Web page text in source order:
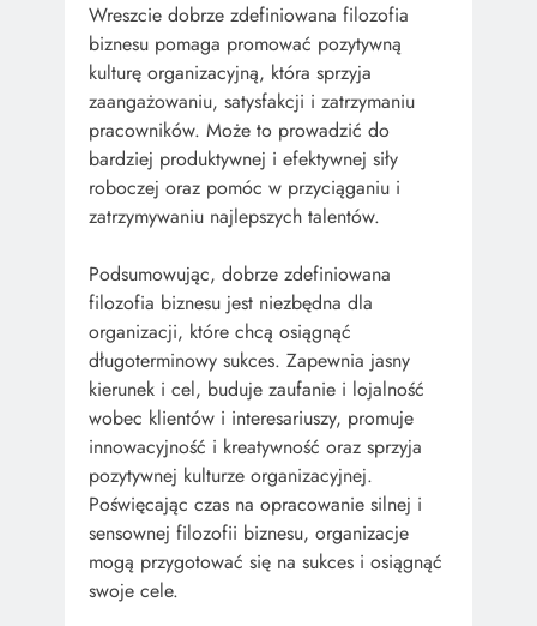
Wreszcie dobrze zdefiniowana filozofia
biznesu pomaga promować pozytywną
kulturę organizacyjną, która sprzyja
zaangażowaniu, satysfakcji i zatrzymaniu
pracowników. Może to prowadzić do
bardziej produktywnej i efektywnej siły
roboczej oraz pomóc w przyciąganiu i
zatrzymywaniu najlepszych talentów.
Podsumowując, dobrze zdefiniowana
filozofia biznesu jest niezbędna dla
organizacji, które chcą osiągnąć
długoterminowy sukces. Zapewnia jasny
kierunek i cel, buduje zaufanie i lojalność
wobec klientów i interesariuszy, promuje
innowacyjność i kreatywność oraz sprzyja
pozytywnej kulturze organizacyjnej.
Poświęcając czas na opracowanie silnej i
sensownej filozofii biznesu, organizacje
mogą przygotować się na sukces i osiągnąć
swoje cele.